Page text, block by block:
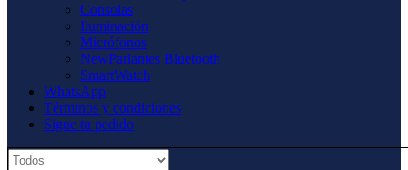
Consolas
Iluminación
Micrófonos
NewParlantes Bluetooth
SmartWatch
WhatsApp
Términos y condiciones
Sigue tu pedido